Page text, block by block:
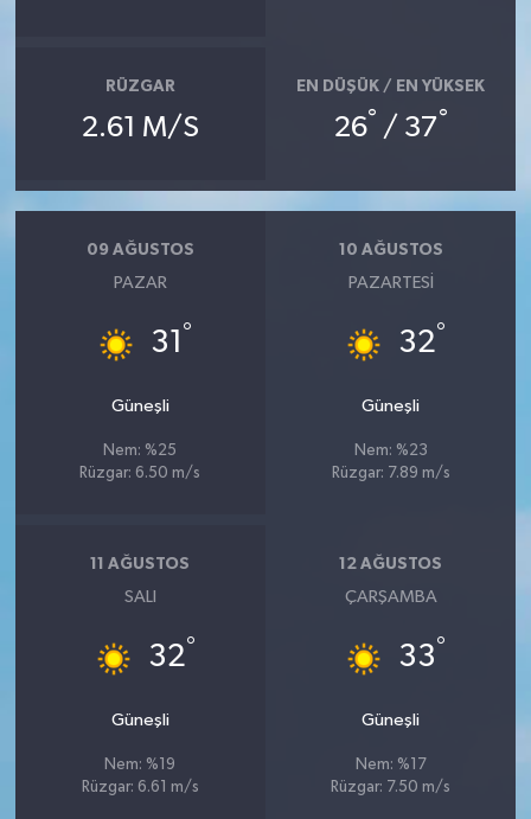
RÜZGAR
2.61 M/S
EN DÜŞÜK / EN YÜKSEK
26° / 37°
09 AĞUSTOS
PAZAR
31 °
Güneşli
Nem: %25
Rüzgar: 6.50 m/s
10 AĞUSTOS
PAZARTESI
32°
Güneşli
Nem: %23
Rüzgar: 7.89 m/s
11 AĞUSTOS
SALI
32°
Güneşli
Nem: %19
Rüzgar: 6.61 m/s
12 AĞUSTOS
ÇARŞAMBA
33°
Güneşli
Nem: %17
Rüzgar: 7.50 m/s